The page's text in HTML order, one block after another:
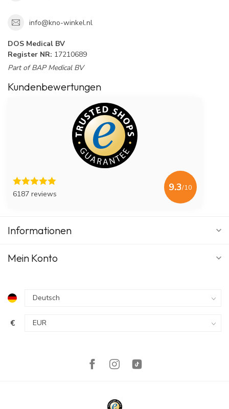
info@kno-winkel.nl
DOS Medical BV
Register NR: 17210689
Part of BAP Medical BV
Kundenbewertungen
6187 reviews
9.3/10
Informationen
Mein Konto
€